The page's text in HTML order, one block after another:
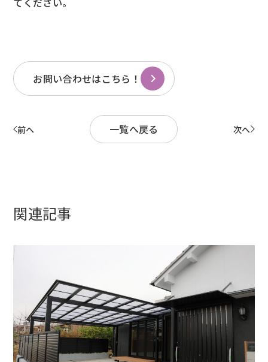
お問い合わせはこちら！
前へ 一覧へ戻る 次へ
関連記事